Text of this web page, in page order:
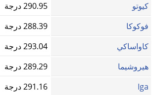
كيوتو
290.95 درجة
فوكوكا
288.39 درجة
كاواساكي
293.04 درجة
هيروشيما
289.29 درجة
Iga
291.16 درجة